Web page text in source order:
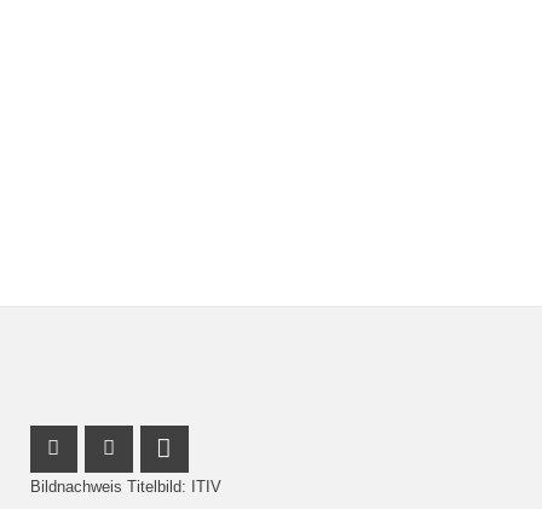
Instagram Profil
Facebook Profil
LinkedIn Profil
Bildnachweis Titelbild: ITIV